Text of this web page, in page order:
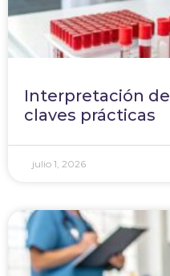
Interpretación
claves prácticas
julio 1, 2026